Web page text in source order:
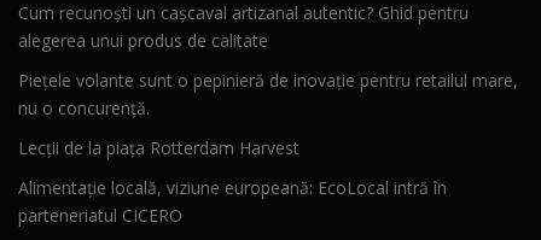
Cum recunoști un cașcaval artizanal autentic? Ghid pentru
alegerea unui produs de calitate
Piețele volante sunt o pepinieră de inovație pentru retailul mare,
nu o concurență.
Lecții de la piața Rotterdam Harvest
Alimentație locală, viziune europeană: EcoLocal intră în
parteneriatul CICERO